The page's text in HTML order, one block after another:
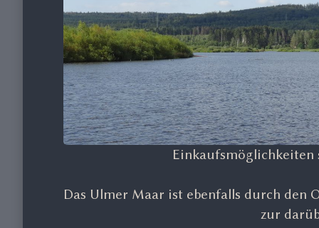
Das Ulmer Maar ist ebenfalls durch den
zur